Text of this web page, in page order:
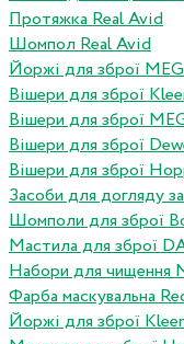
Протяжка Real Avid
Шомпол Real Avid
Йоржі для зброї
Вішери для зброї
Вішери для зброї
Вішери для зброї
Вішери для зброї
Засоби для догляду
Шомполи для зброї
Мастила для зброї
Набори для чищення
Фарба маскувальна
Йоржі для зброї